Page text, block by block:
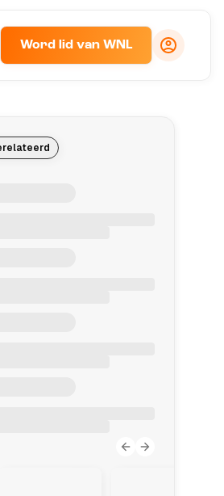
Word lid van WNL